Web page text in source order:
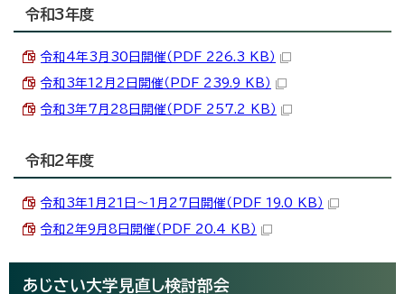
令和3年度
令和4年3月30日開催（PDF 226.3 KB）
令和3年12月2日開催（PDF 239.9 KB）
令和3年7月28日開催（PDF 257.2 KB）
令和2年度
令和3年1月21日～1月27日開催（PDF 19.0 KB）
令和2年9月8日開催（PDF 20.4 KB）
あじさい大学見直し検討部会